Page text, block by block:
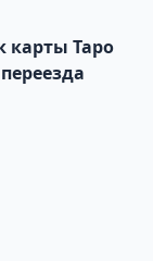
карты Таро